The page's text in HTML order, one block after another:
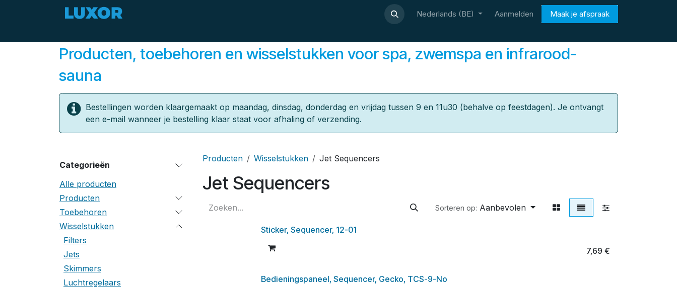
Overslaan naar inhoud
Contact Nederlands (BE) Aanmelden Maak je afspraak
Producten, toebehoren en wisselstukken ​voor spa, zwemspa en infrarood-
sauna
Bestellingen worden klaargemaakt op maandag, dinsdag, donderdag en vrijdag tussen 9 en 11u30 (behalve op feestdagen). Je ontvangt
een e-mail wanneer je bestelling klaar staat voor afhaling of verzending.
Categorieën
Alle producten
Producten
Toebehoren
Wisselstukken
Filters
Jets
Skimmers
Luchtregelaars
Producten Wisselstukken Jet Sequencers
Jet Sequencers
Sorteren op: Aanbevolen
Sticker, Sequencer, 12-01
7,69 €
Bedieningspaneel, Sequencer, Gecko, TCS-9-No